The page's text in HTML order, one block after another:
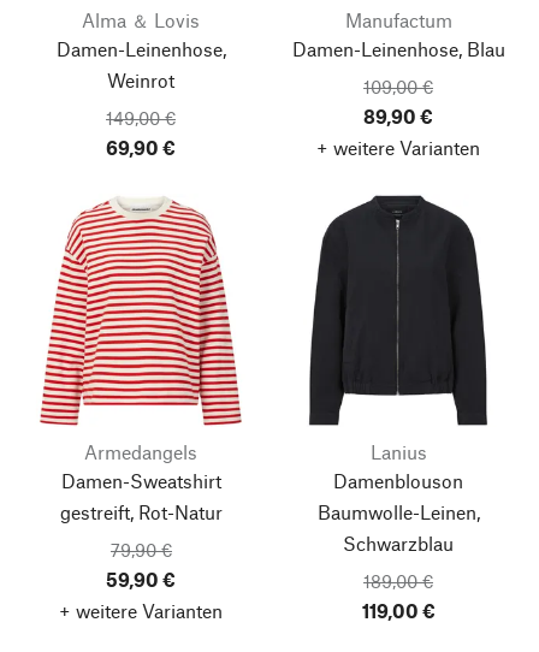
Alma ＆ Lovis
Damen-Leinenhose,
Weinrot
149,00 €
69,90 €
Manufactum
Damen-Leinenhose, Blau
109,00 €
89,90 €
+ weitere Varianten
Armedangels
Damen-Sweatshirt
gestreift, Rot-Natur
79,90 €
59,90 €
+ weitere Varianten
Lanius
Damenblouson
Baumwolle-Leinen,
Schwarzblau
189,00 €
119,00 €